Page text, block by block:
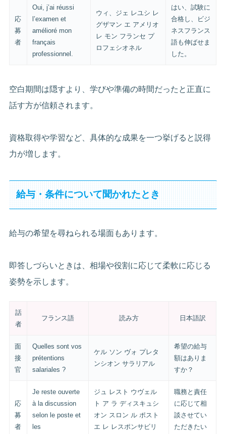
応
募
者
Oui, j’ai réussi
l’examen et
amélioré mon
français
professionnel.
ウィ、ジェ レユシ レ
グザマン エ アメリオ
レ モン フランセ プ
ロフェシオネル
はい、試験に
合格し、ビジ
ネスフランス
語も伸ばせま
した。
空白期間は隠すより、学びや準備の時間だったと正直に
話す方が信頼されます。
資格取得や学習など、具体的な成果を一つ挙げると説得
力が増します。
給与・条件について聞かれたとき
給与の希望を尋ねられる場面もあります。
即答しづらいときは、相場や役割に応じて柔軟に応じる
姿勢を示します。
話
者
フランス語 読み方 日本語訳
面
接
官
Quelles sont vos
prétentions
salariales ?
ケル ソン ヴォ プレタ
ンシオン サラリアル
希望の給与
額はありま
すか？
応
募
者
Je reste ouverte
à la discussion
selon le poste et
les
ジュ レスト ウヴェル
ト ア ラ ディスキュシ
オン スロン ル ポスト
エ レ レスポンサビリ
職務と責任
に応じて相
談させてい
ただきたい